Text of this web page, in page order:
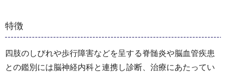
特徴
四肢のしびれや歩行障害などを呈する脊髄炎や脳血管疾患
との鑑別には脳神経内科と連携し診断、治療にあたってい